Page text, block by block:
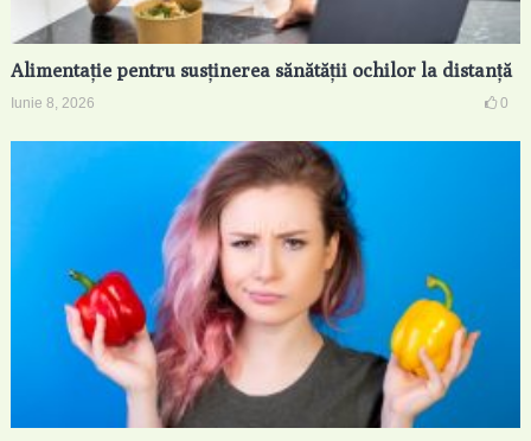
Alimentație pentru susținerea sănătății ochilor la distanță
Iunie 8, 2026 0